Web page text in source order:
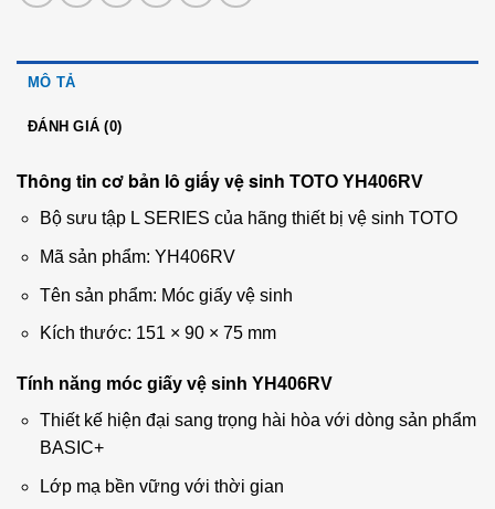
MÔ TẢ
ĐÁNH GIÁ (0)
Thông tin cơ bản lô giấy vệ sinh TOTO YH406RV
Bộ sưu tập L SERIES của hãng thiết bị vệ sinh TOTO
Mã sản phẩm: YH406RV
Tên sản phẩm: Móc giấy vệ sinh
Kích thước: 151 × 90 × 75 mm
Tính năng móc giấy vệ sinh YH406RV
Thiết kế hiện đại sang trọng hài hòa với dòng sản phẩm
BASIC+
Lớp mạ bền vững với thời gian